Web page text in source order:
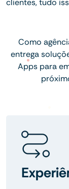
clientes, tudo
Como
entrega
Apps para